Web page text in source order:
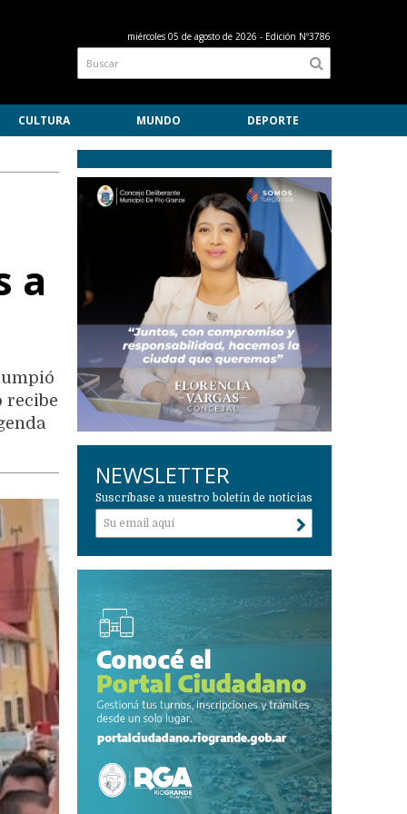
miércoles 05 de agosto de 2026 - Edición Nº3786
CULTURA MUNDO DEPORTE
a
recibe
NEWSLETTER
Suscríbase a nuestro boletín de noticias